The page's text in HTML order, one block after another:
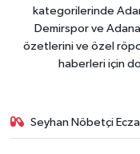
kategorilerinde
Demirspor ve
özetlerini ve özel
haberleri için
Seyhan Nöbetçi